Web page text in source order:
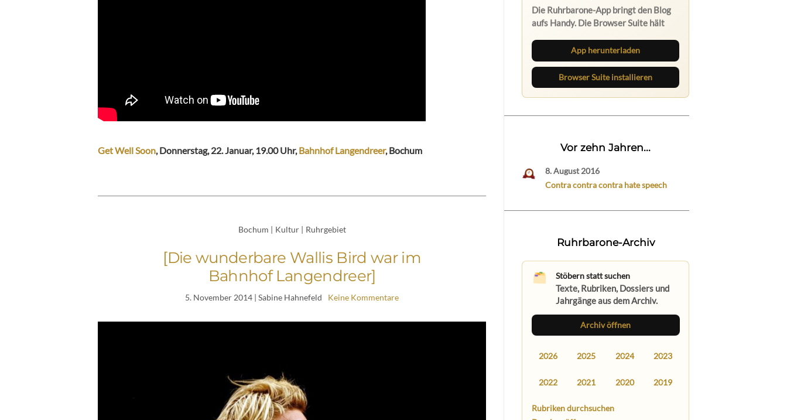
Get Well Soon, Donnerstag, 22. Januar, 19.00 Uhr,Bahnhof Langendreer, Bochum
Bochum | Kultur | Ruhrgebiet
[Die wunderbare Wallis Bird war im
Bahnhof Langendreer]
5. November 2014 | Sabine Hahnefeld Keine Kommentare
Die Ruhrbarone-App bringt den Blog
aufs Handy. Die Browser Suite hält
App herunterladen
Browser Suite installieren
Vor zehn Jahren...
8. August 2016
Contra contra contra hate speech
Ruhrbarone-Archiv
Stöbern statt suchen
Texte, Rubriken, Dossiers und
Jahrgänge aus dem Archiv.
Archiv öffnen
2026 2025 2024 2023
2022 2021 2020 2019
Rubriken durchsuchen